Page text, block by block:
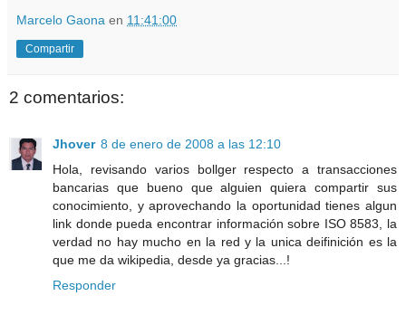
Marcelo Gaona en 11:41:00
Compartir
2 comentarios:
Jhover 8 de enero de 2008 a las 12:10
Hola, revisando varios bollger respecto a transacciones
bancarias que bueno que alguien quiera compartir sus
conocimiento, y aprovechando la oportunidad tienes algun
link donde pueda encontrar información sobre ISO 8583, la
verdad no hay mucho en la red y la unica deifinición es la
que me da wikipedia, desde ya gracias...!
Responder